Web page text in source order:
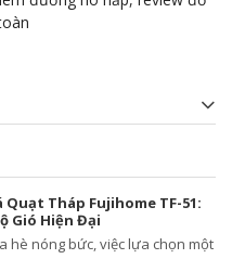
Quạt Tháp Fujihome TF-51:
Gió Hiện Đại
hè nóng bức, việc lựa chọn một